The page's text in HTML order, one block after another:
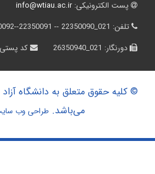
پست الکترونیکی:info@wtiau.ac.ir
تلفن:021_22350090 -- 22350091--22350092
دورنگار:021_26350940 کد پستی:
© کلیه حقوق متعلق به دانشگاه آزاد
می‌باشد.طراحی وب سایت :